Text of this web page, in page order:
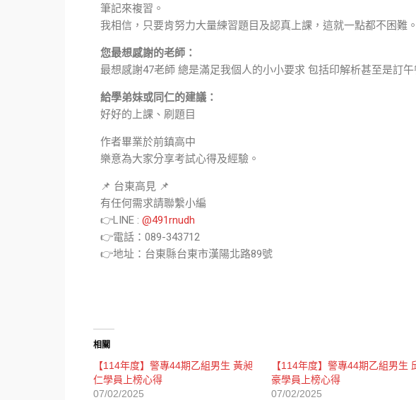
筆記來複習。
我相信，只要肯努力大量練習題目及認真上課，這就一點都不困難。
您最想感謝的老師：
最想感謝47老師 總是滿足我個人的小小要求 包括印解析甚至是訂
給學弟妹或同仁的建議：
好好的上課、刷題目
作者畢業於前鎮高中
樂意為大家分享考試心得及經驗。
📌 台東高見 📌
有任何需求請聯繫小編
👉LINE : @491rnudh
👉電話：089-343712
👉地址：台東縣台東市漢陽北路89號
相關
【114年度】警專44期乙組男生 黃昶
仁學員上榜心得
07/02/2025
【114年度】警專44期乙組男生
豪學員上榜心得
07/02/2025